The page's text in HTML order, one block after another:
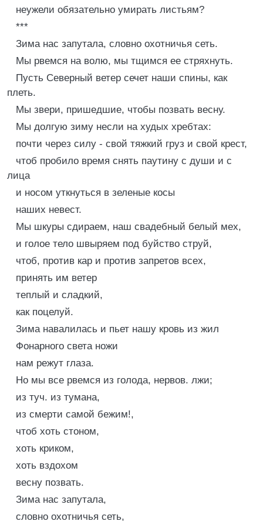
неужели обязательно умирать листьям?
***
Зима нас запутала, словно охотничья сеть.
Мы рвемся на волю, мы тщимся ее стряхнуть.
Пусть Северный ветер сечет наши спины, как
плеть.
Мы звери, пришедшие, чтобы позвать весну.
Мы долгую зиму несли на худых хребтах:
почти через силу - свой тяжкий груз и свой крест,
чтоб пробило время снять паутину с души и с
лица
и носом уткнуться в зеленые косы
наших невест.
Мы шкуры сдираем, наш свадебный белый мех,
и голое тело швыряем под буйство струй,
чтоб, против кар и против запретов всех,
принять им ветер
теплый и сладкий,
как поцелуй.
Зима навалилась и пьет нашу кровь из жил
Фонарного света ножи
нам режут глаза.
Но мы все рвемся из голода, нервов. лжи;
из туч. из тумана,
из смерти самой бежим!,
чтоб хоть стоном,
хоть криком,
хоть вздохом
весну позвать.
Зима нас запутала,
словно охотничья сеть,